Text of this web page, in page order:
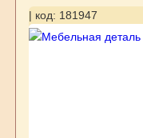
| код: 181947